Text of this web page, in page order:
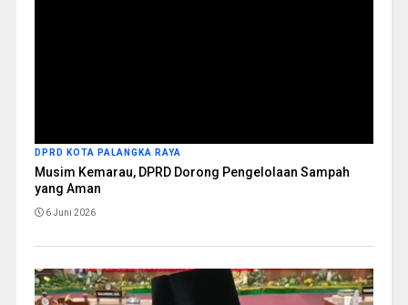
DPRD KOTA PALANGKA RAYA
Musim Kemarau, DPRD Dorong Pengelolaan Sampah
yang Aman
6 Juni 2026